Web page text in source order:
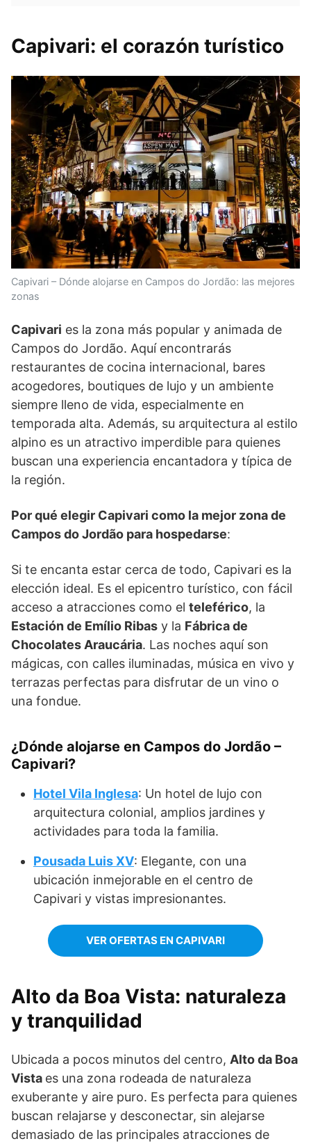
Capivari: el corazón turístico
Capivari – Dónde alojarse en Campos do Jordão: las mejores
zonas
Capivari es la zona más popular y animada de
Campos do Jordão. Aquí encontrarás
restaurantes de cocina internacional, bares
acogedores, boutiques de lujo y un ambiente
siempre lleno de vida, especialmente en
temporada alta. Además, su arquitectura al estilo
alpino es un atractivo imperdible para quienes
buscan una experiencia encantadora y típica de
la región.
Por qué elegir Capivari como la mejor zona de
Campos do Jordão para hospedarse:
Si te encanta estar cerca de todo, Capivari es la
elección ideal. Es el epicentro turístico, con fácil
acceso a atracciones como el teleférico, la
Estación de Emílio Ribas y la Fábrica de
Chocolates Araucária. Las noches aquí son
mágicas, con calles iluminadas, música en vivo y
terrazas perfectas para disfrutar de un vino o
una fondue.
¿Dónde alojarse en Campos do Jordão –
Capivari?
Hotel Vila Inglesa: Un hotel de lujo con
arquitectura colonial, amplios jardines y
actividades para toda la familia.
Pousada Luis XV: Elegante, con una
ubicación inmejorable en el centro de
Capivari y vistas impresionantes.
VER OFERTAS EN CAPIVARI
Alto da Boa Vista: naturaleza
y tranquilidad
Ubicada a pocos minutos del centro, Alto da Boa
Vista es una zona rodeada de naturaleza
exuberante y aire puro. Es perfecta para quienes
buscan relajarse y desconectar, sin alejarse
demasiado de las principales atracciones de